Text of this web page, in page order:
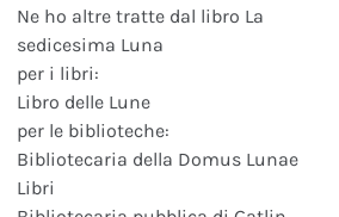
Ne ho altre tratte dal libro La
sedicesima Luna
per i libri:
Libro delle Lune
per le biblioteche:
Bibliotecaria della Domus Lunae
Libri